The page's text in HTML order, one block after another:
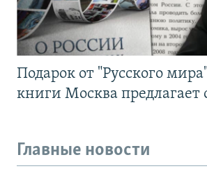
Подарок от "Русского
книги Москва предлагает
Главные новости